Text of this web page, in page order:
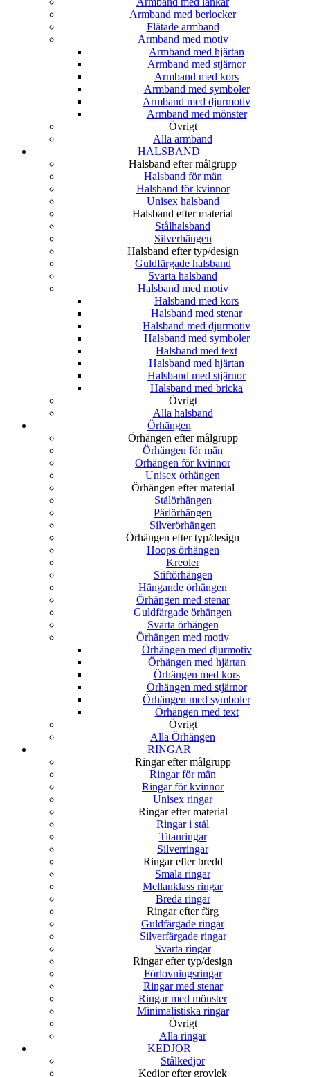
Armband med berlocker
Flätade armband
Armband med motiv
Armband med hjärtan
Armband med stjärnor
Armband med kors
Armband med symboler
Armband med djurmotiv
Armband med mönster
Övrigt
Alla armband
HALSBAND
Halsband efter målgrupp
Halsband för män
Halsband för kvinnor
Unisex halsband
Halsband efter material
Stålhalsband
Silverhängen
Halsband efter typ/design
Guldfärgade halsband
Svarta halsband
Halsband med motiv
Halsband med kors
Halsband med stenar
Halsband med djurmotiv
Halsband med symboler
Halsband med text
Halsband med hjärtan
Halsband med stjärnor
Halsband med bricka
Övrigt
Alla halsband
Örhängen
Örhängen efter målgrupp
Örhängen för män
Örhängen för kvinnor
Unisex örhängen
Örhängen efter material
Stålörhängen
Pärlörhängen
Silverörhängen
Örhängen efter typ/design
Hoops örhängen
Kreoler
Stiftörhängen
Hängande örhängen
Örhängen med stenar
Guldfärgade örhängen
Svarta örhängen
Örhängen med motiv
Örhängen med djurmotiv
Örhängen med hjärtan
Örhängen med kors
Örhängen med stjärnor
Örhängen med symboler
Örhängen med text
Övrigt
Alla Örhängen
RINGAR
Ringar efter målgrupp
Ringar för män
Ringar för kvinnor
Unisex ringar
Ringar efter material
Ringar i stål
Titanringar
Silverringar
Ringar efter bredd
Smala ringar
Mellanklass ringar
Breda ringar
Ringar efter färg
Guldfärgade ringar
Silverfärgade ringar
Svarta ringar
Ringar efter typ/design
Förlovningsringar
Ringar med stenar
Ringar med mönster
Minimalistiska ringar
Övrigt
Alla ringar
KEDJOR
Stålkedjor
Kedjor efter grovlek